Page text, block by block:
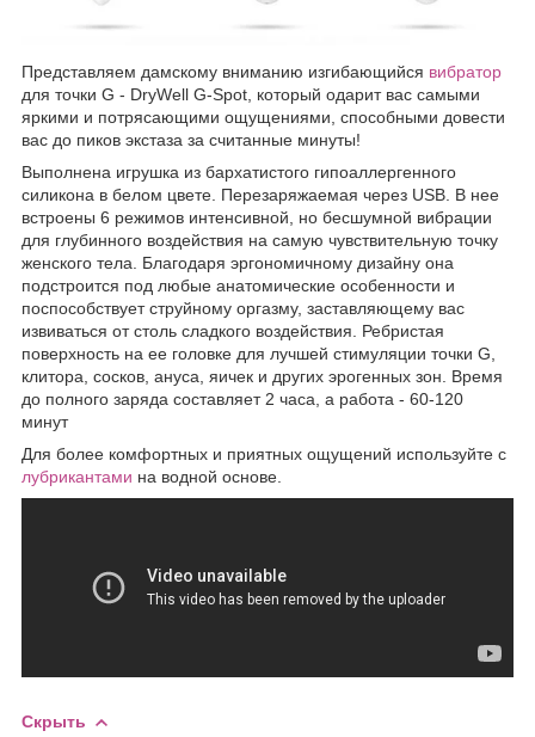
Представляем дамскому вниманию изгибающийся вибратор
для точки G - DryWell G-Spot, который одарит вас самыми
яркими и потрясающими ощущениями, способными довести
вас до пиков экстаза за считанные минуты!
Выполнена игрушка из бархатистого гипоаллергенного
силикона в белом цвете. Перезаряжаемая через USB. В нее
встроены 6 режимов интенсивной, но бесшумной вибрации
для глубинного воздействия на самую чувствительную точку
женского тела. Благодаря эргономичному дизайну она
подстроится под любые анатомические особенности и
поспособствует струйному оргазму, заставляющему вас
извиваться от столь сладкого воздействия. Ребристая
поверхность на ее головке для лучшей стимуляции точки G,
клитора, сосков, ануса, яичек и других эрогенных зон. Время
до полного заряда составляет 2 часа, а работа - 60-120
минут
Для более комфортных и приятных ощущений используйте с
лубрикантами на водной основе.
Скрыть